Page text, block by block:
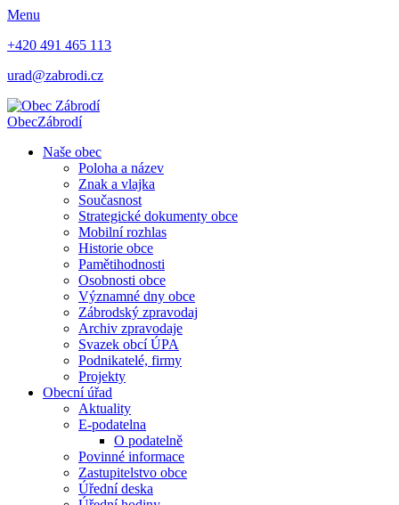
Menu
+420 491 465 113
urad@zabrodi.cz
ObecZábrodí
Naše obec
Poloha a název
Znak a vlajka
Současnost
Strategické dokumenty obce
Mobilní rozhlas
Historie obce
Pamětihodnosti
Osobnosti obce
Významné dny obce
Zábrodský zpravodaj
Archiv zpravodaje
Svazek obcí ÚPA
Podnikatelé, firmy
Projekty
Obecní úřad
Aktuality
E-podatelna
O podatelně
Povinné informace
Zastupitelstvo obce
Úřední deska